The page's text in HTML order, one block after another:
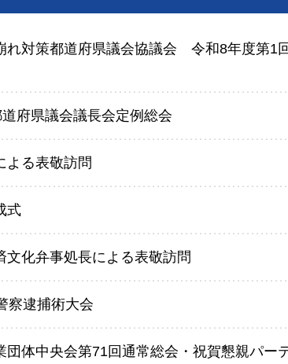
れ対策都道府県議会協議会 令和8年度第1
府県議会議長会定例総会
よる表敬訪問
式
文化弁事処長による表敬訪問
察逮捕術大会
団体中央会第71回通常総会・祝賀懇親パー